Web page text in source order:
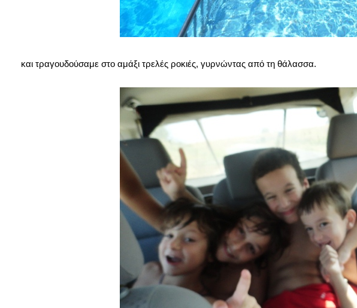
και τραγουδούσαμε στο αμάξι τρελές ροκιές, γυρνώντας από τη θάλασσα.